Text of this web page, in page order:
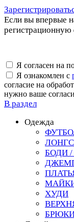
Если вы впервые
регистрационную
Я согласен на
Я ознакомлен с
согласие на
нужно ваше
В раздел
Одежда
БОДИ
ХУДИ